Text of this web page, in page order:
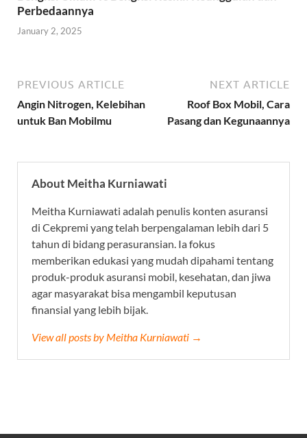
Perbedaannya
January 2, 2025
PREVIOUS ARTICLE
Angin Nitrogen, Kelebihan
untuk Ban Mobilmu
NEXT ARTICLE
Roof Box Mobil, Cara
Pasang dan Kegunaannya
About Meitha Kurniawati
Meitha Kurniawati adalah penulis konten asuransi
di Cekpremi yang telah berpengalaman lebih dari 5
tahun di bidang perasuransian. Ia fokus
memberikan edukasi yang mudah dipahami tentang
produk-produk asuransi mobil, kesehatan, dan jiwa
agar masyarakat bisa mengambil keputusan
finansial yang lebih bijak.
View all posts by Meitha Kurniawati →